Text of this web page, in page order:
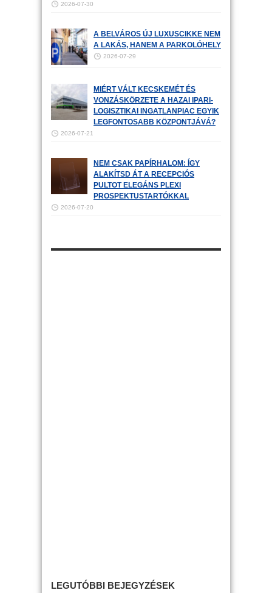
2026-07-30
A BELVÁROS ÚJ LUXUSCIKKE NEM
A LAKÁS, HANEM A PARKOLÓHELY
2026-07-29
MIÉRT VÁLT KECSKEMÉT ÉS
VONZÁSKÖRZETE A HAZAI IPARI-
LOGISZTIKAI INGATLANPIAC EGYIK
LEGFONTOSABB KÖZPONTJÁVÁ?
2026-07-21
NEM CSAK PAPÍRHALOM: ÍGY
ALAKÍTSD ÁT A RECEPCIÓS
PULTOT ELEGÁNS PLEXI
PROSPEKTUSTARTÓKKAL
2026-07-20
LEGUTÓBBI BEJEGYZÉSEK